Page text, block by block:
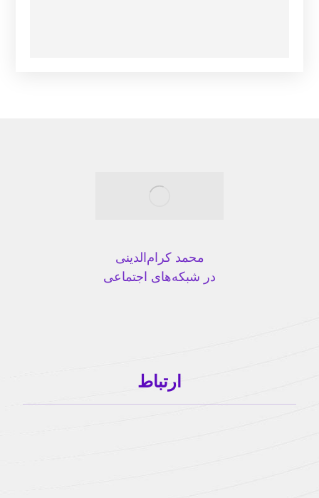
محمد کرا‌م‌الدینی
در شبکه‌های اجتماعی
ارتباط